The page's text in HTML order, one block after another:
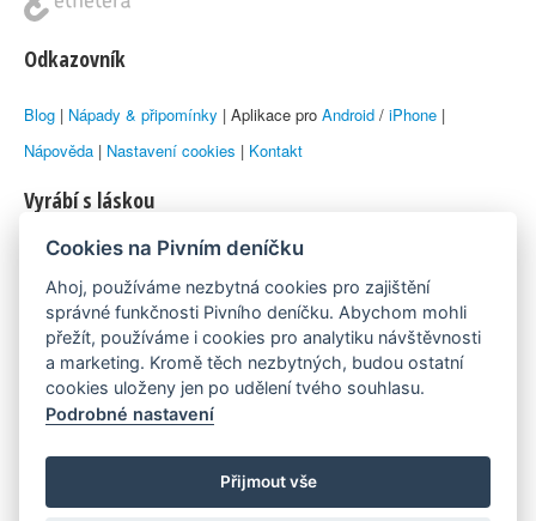
Odkazovník
Blog | Nápady & připomínky | Aplikace pro Android / iPhone |
Nápověda | Nastavení cookies | Kontakt
Vyrábí s láskou
© 2010–2026 byLukáš Zemanaka Emka
Máme rádi
Pivní.info
Poznámka pod čarou
Pivní deníček je nezávislý zdroj, který není spjat s žádným
konkrétním pivovarem ani restaurací. Názory uživatelů nemusí nutně
Cookies na Pivním deníčku
Ahoj, používáme nezbytná cookies pro zajištění
správné funkčnosti Pivního deníčku. Abychom mohli
přežít, používáme i cookies pro analytiku návštěvnosti
a marketing. Kromě těch nezbytných, budou ostatní
cookies uloženy jen po udělení tvého souhlasu.
Podrobné nastavení
Přijmout vše